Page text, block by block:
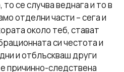
се случва веднага и то в
отделни части – сега и
около теб, стават
си честота и
и отблъскваш други
причинно-следствена